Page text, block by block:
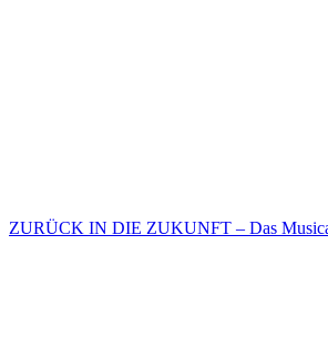
ZURÜCK IN DIE ZUKUNFT – Das